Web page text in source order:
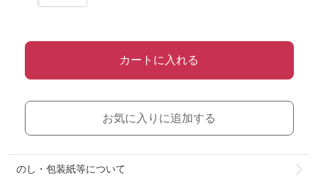
カートに入れる
お気に入りに追加する
のし・包装紙等について